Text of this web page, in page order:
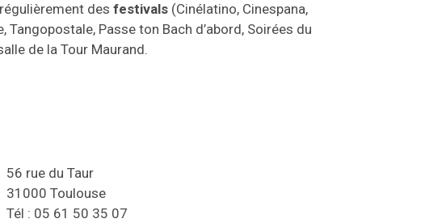
des festivals (Cinélatino, Cinespana,
Passe ton Bach d’abord, Soirées du
de la Tour Maurand.
56 rue du Taur
31000 Toulouse
Tél : 05 61 50 35 07